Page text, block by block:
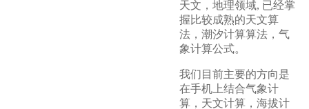
天文，地理领域, 已经掌
握比较成熟的天文算
法，潮汐计算算法，气
象计算公式。
我们目前主要的方向是
在手机上结合气象计
算，天文计算，海拔计